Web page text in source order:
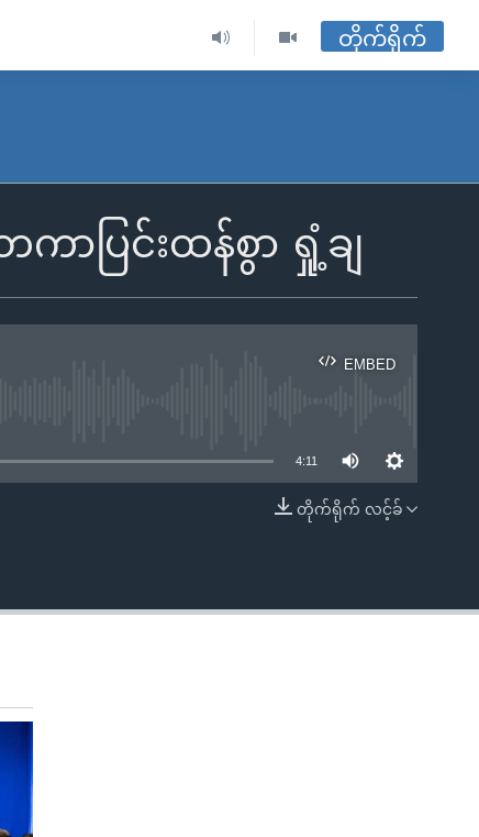
တိုက်ရိုက်
ပြင်းထန်စွာ ရှုံ့ချ
EMBED
EMBED
4:11
တိုက်ရိုက် လင့်ခ်